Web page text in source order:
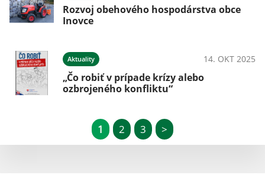
Rozvoj obehového hospodárstva obce
Inovce
Aktuality 14. OKT 2025
„Čo robiť v prípade krízy alebo
ozbrojeného konfliktu“
1 2 3 >